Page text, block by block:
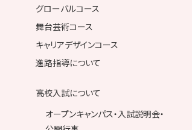
グローバルコース
舞台芸術コース
キャリアデザインコース
進路指導について
高校入試について
オープンキャンパス・入試説明会・